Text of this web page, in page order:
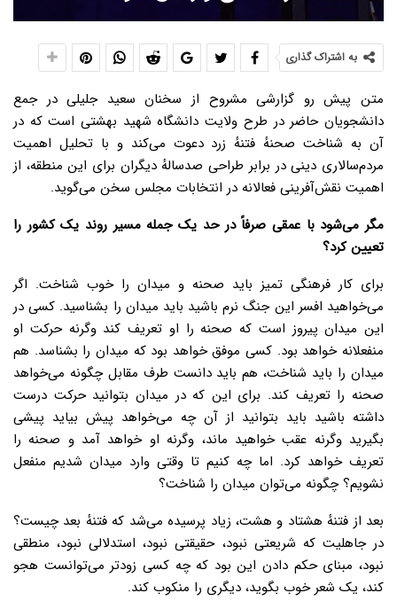
به اشتراک گذاری
متن پیش رو گزارشی مشروح از سخنان سعید جلیلی در جمع
دانشجویان حاضر در طرح ولایت دانشگاه شهید بهشتی است که در
آن به شناخت صحنهٔ فتنهٔ زرد دعوت می‌کند و با تحلیل اهمیت
مردم‌سالاری دینی در برابر طراحی صدسالهٔ دیگران برای این منطقه، از
اهمیت نقش‌آفرینی فعالانه در انتخابات مجلس سخن می‌گوید.
مگر می‌شود با عمقی صرفاً در حد یک جمله مسیر روند یک کشور را
تعیین کرد؟
برای کار فرهنگی تمیز باید صحنه و میدان را خوب شناخت. اگر
می‌خواهید افسر این جنگ نرم باشید باید میدان را بشناسید. کسی در
این میدان پیروز است که صحنه را او تعریف کند وگرنه حرکت او
منفعلانه خواهد بود. کسی موفق خواهد بود که میدان را بشناسد. هم
میدان را باید شناخت، هم باید دانست طرف مقابل چگونه می‌خواهد
صحنه را تعریف کند. برای این که در میدان بتوانید حرکت درست
داشته باشید باید بتوانید از آن چه می‌خواهد پیش بیاید پیشی
بگیرید وگرنه عقب خواهید ماند، وگرنه او خواهد آمد و صحنه را
تعریف خواهد کرد. اما چه کنیم تا وقتی وارد میدان شدیم منفعل
نشویم؟ چگونه می‌توان میدان را شناخت؟
بعد از فتنهٔ هشتاد و هشت، زیاد پرسیده می‌شد که فتنهٔ بعد چیست؟
در جاهلیت که شریعتی نبود، حقیقتی نبود، استدلالی نبود، منطقی
نبود، مبنای حکم دادن این بود که چه کسی زودتر می‌توانست هجو
کند، یک شعر خوب بگوید، دیگری را منکوب کند.